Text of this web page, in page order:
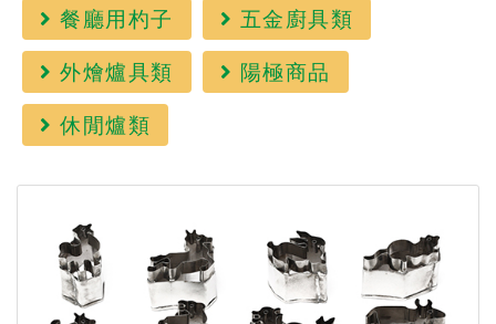
餐廳用杓子
五金廚具類
外燴爐具類
陽極商品
休閒爐類